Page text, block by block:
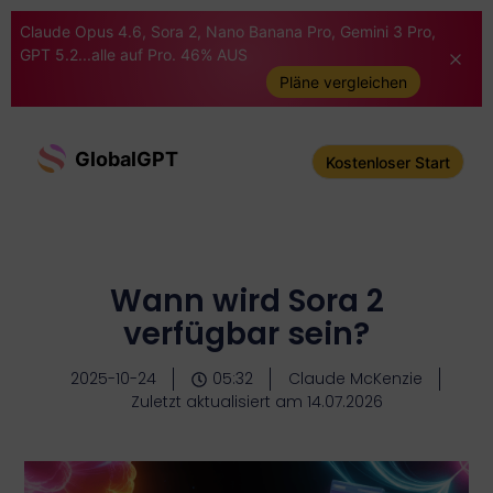
Claude Opus 4.6, Sora 2, Nano Banana Pro, Gemini 3 Pro,
GPT 5.2...alle auf Pro. 46% AUS
Pläne vergleichen
GlobalGPT Kostenloser Start
Wann wird Sora 2
verfügbar sein?
2025-10-24 05:32
Claude McKenzie
Zuletzt aktualisiert am 14.07.2026